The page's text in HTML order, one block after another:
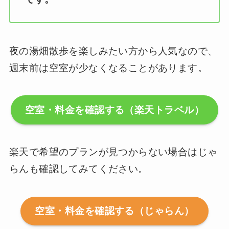
夜の湯畑散歩を楽しみたい方から人気なので、
週末前は空室が少なくなることがあります。
空室・料金を確認する（楽天トラベル）
楽天で希望のプランが見つからない場合はじゃ
らんも確認してみてください。
空室・料金を確認する（じゃらん）